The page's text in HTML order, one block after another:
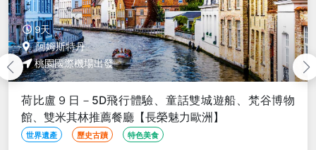
9天
阿姆斯特丹
桃園國際機場出發
荷比盧９日－5D飛行體驗、童話雙城遊船、梵谷博物
館、雙米其林推薦餐廳【長榮魅力歐洲】
世界遺產 歷史古蹟 特色美食